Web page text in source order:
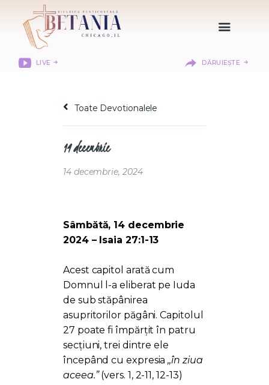
LIVE DĂRUIEȘTE
DESPRE NOI
CITIREA BIBLIEI
MISIUNEA BETANIA
LOGIN MEMBER
PORTAL
Toate Devotionalele
14 decembrie
14 decembrie, 2024
Sâmbătă, 14 decembrie
2024 – Isaia 27:1-13
Acest capitol arată cum
Domnul l-a eliberat pe Iuda
de sub stăpânirea
asupritorilor păgâni. Capitolul
27 poate fi împărțit în patru
secțiuni, trei dintre ele
începând cu expresia,,în ziua
aceea.”(vers. 1, 2-11, 12-13)